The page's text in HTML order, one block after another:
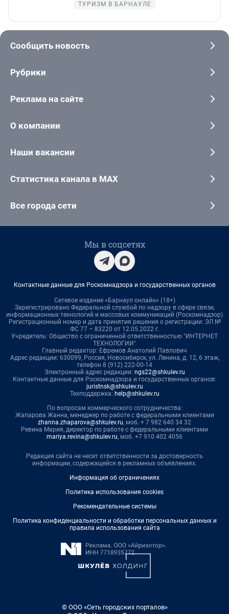
ТУРИЗМ В БАРНАУЛЕ
Сообщить новость
Рубрики
Реклама на сайте
О компании
Наши вакансии
Статистика канала в MAX
Все города сети
Мы в соцсетях
Контактные данные для Роскомнадзора и государственных органов
Сетевое издание «Барнаул онлайн» (18+)
Зарегистрировано Федеральной службой по надзору в сфере связи,
информационных технологий и массовых коммуникаций (Роскомнадзор)
Регистрационный номер и дата принятия решения о регистрации: ЭЛ №
ФС 77 – 83220 от 12.05.2022 г.
Учредитель: Общество с ограниченной ответственностью "ИНТЕРНЕТ
ТЕХНОЛОГИИ"
Главный редактор: Ефремов Анатолий Павлович
Адрес редакции: 630099, Россия, Новосибирск, ул. Ленина, д. 12, 6 этаж,
телефон 8 (912) 222-00-14
Электронный адрес редакции: ngs22@shkulev.ru
Контактные данные для Роскомнадзора и государственных органов:
juristnsk@shkulev.ru
Техподдержка: help@shkulev.ru
По вопросам коммерческого сотрудничества:
Жапарова Жанна, менеджер по работе с федеральными клиентами
zhanna.zhaparova@shkulev.ru, моб. + 7 982 640 34 32
Ревина Мария, директор по работе с федеральными клиентами
mariya.revina@shkulev.ru, моб. +7 910 402 4056
Редакция сайта не несет ответственности за достоверность
информации, содержащейся в рекламных объявлениях.
Информация об ограничениях
Политика использования cookies
Рекомендательные системы
Политика конфиденциальности и обработки персональных данных и
правила использования сайта
© ООО «Сеть городских порталов»